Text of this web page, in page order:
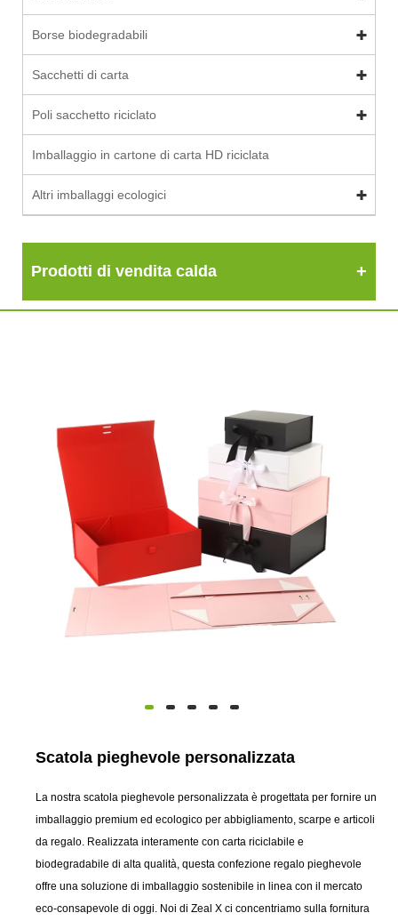
Borse biodegradabili
Sacchetti di carta
Poli sacchetto riciclato
Imballaggio in cartone di carta HD riciclata
Altri imballaggi ecologici
Prodotti di vendita calda
Scatola pieghevole personalizzata
La nostra scatola pieghevole personalizzata è progettata per fornire un
imballaggio premium ed ecologico per abbigliamento, scarpe e articoli
da regalo. Realizzata interamente con carta riciclabile e
biodegradabile di alta qualità, questa confezione regalo pieghevole
offre una soluzione di imballaggio sostenibile in linea con il mercato
eco-consapevole di oggi. Noi di Zeal X ci concentriamo sulla fornitura